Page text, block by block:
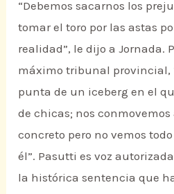
“Debemos sacarnos los
tomar el toro por las astas
realidad”, le dijo a Jornada.
máximo tribunal provincial,
punta de un iceberg en el
de chicas; nos
concreto pero no vemos
él”. Pasutti es voz
la histórica sentencia que